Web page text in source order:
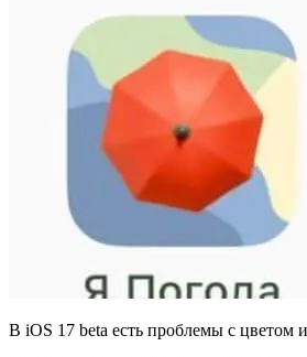
В iOS 17 beta есть проблемы с цветом